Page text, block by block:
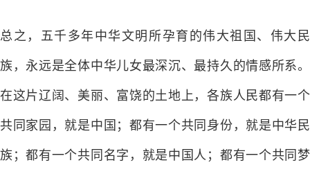
总之，五千多年中华文明所孕育的伟大祖国、伟大民
族，永远是全体中华儿女最深沉、最持久的情感所系。
在这片辽阔、美丽、富饶的土地上，各族人民都有一个
共同家园，就是中国；都有一个共同身份，就是中华民
族；都有一个共同名字，就是中国人；都有一个共同梦